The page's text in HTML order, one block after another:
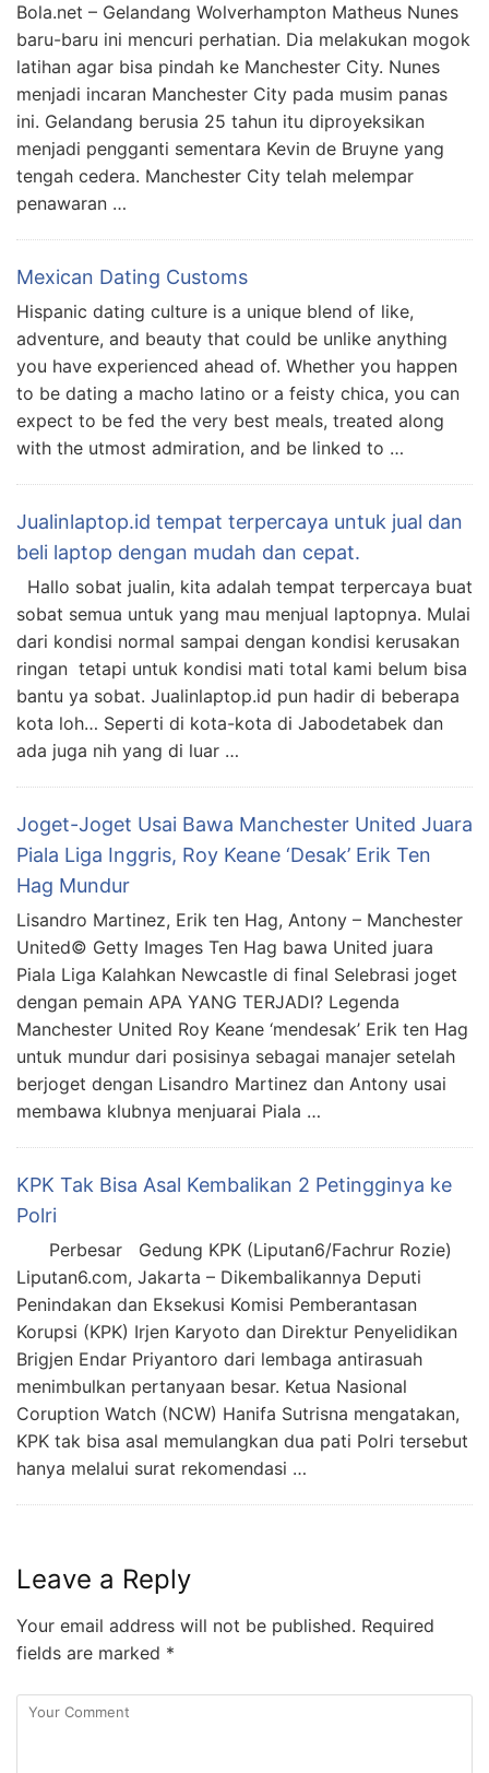
Bola.net – Gelandang Wolverhampton Matheus Nunes
baru-baru ini mencuri perhatian. Dia melakukan mogok
latihan agar bisa pindah ke Manchester City. Nunes
menjadi incaran Manchester City pada musim panas
ini. Gelandang berusia 25 tahun itu diproyeksikan
menjadi pengganti sementara Kevin de Bruyne yang
tengah cedera. Manchester City telah melempar
penawaran …
Mexican Dating Customs
Hispanic dating culture is a unique blend of like,
adventure, and beauty that could be unlike anything
you have experienced ahead of. Whether you happen
to be dating a macho latino or a feisty chica, you can
expect to be fed the very best meals, treated along
with the utmost admiration, and be linked to …
Jualinlaptop.id tempat terpercaya untuk jual dan
beli laptop dengan mudah dan cepat.
Hallo sobat jualin, kita adalah tempat terpercaya buat
sobat semua untuk yang mau menjual laptopnya. Mulai
dari kondisi normal sampai dengan kondisi kerusakan
ringan tetapi untuk kondisi mati total kami belum bisa
bantu ya sobat. Jualinlaptop.id pun hadir di beberapa
kota loh… Seperti di kota-kota di Jabodetabek dan
ada juga nih yang di luar …
Joget-Joget Usai Bawa Manchester United Juara
Piala Liga Inggris, Roy Keane ‘Desak’ Erik Ten
Hag Mundur
Lisandro Martinez, Erik ten Hag, Antony – Manchester
United© Getty Images Ten Hag bawa United juara
Piala Liga Kalahkan Newcastle di final Selebrasi joget
dengan pemain APA YANG TERJADI? Legenda
Manchester United Roy Keane ‘mendesak’ Erik ten Hag
untuk mundur dari posisinya sebagai manajer setelah
berjoget dengan Lisandro Martinez dan Antony usai
membawa klubnya menjuarai Piala …
KPK Tak Bisa Asal Kembalikan 2 Petingginya ke
Polri
Perbesar Gedung KPK (Liputan6/Fachrur Rozie)
Liputan6.com, Jakarta – Dikembalikannya Deputi
Penindakan dan Eksekusi Komisi Pemberantasan
Korupsi (KPK) Irjen Karyoto dan Direktur Penyelidikan
Brigjen Endar Priyantoro dari lembaga antirasuah
menimbulkan pertanyaan besar. Ketua Nasional
Coruption Watch (NCW) Hanifa Sutrisna mengatakan,
KPK tak bisa asal memulangkan dua pati Polri tersebut
hanya melalui surat rekomendasi …
Leave a Reply
Your email address will not be published. Required
fields are marked *